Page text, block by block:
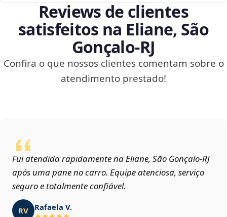
Reviews de clientes
satisfeitos na Eliane, São
Gonçalo‑RJ
Confira o que nossos clientes comentam sobre o
atendimento prestado!
Fui atendida rapidamente na Eliane, São Gonçalo‑RJ
após uma pane no carro. Equipe atenciosa, serviço
seguro e totalmente confiável.
RV Rafaela V.